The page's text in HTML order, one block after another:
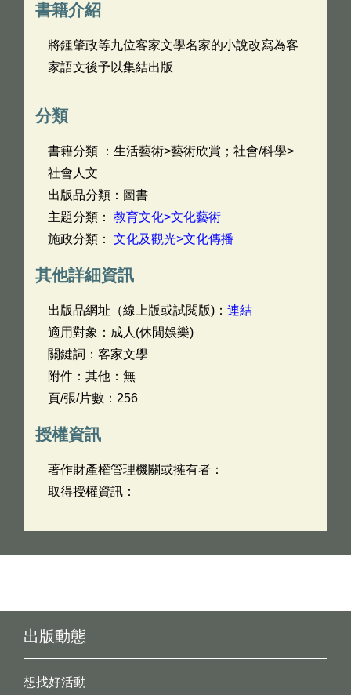
書籍介紹
將鍾肇政等九位客家文學名家的小說改寫為客
家語文後予以集結出版
分類
書籍分類 ：生活藝術>藝術欣賞；社會/科學>
社會人文
出版品分類：圖書
主題分類： 教育文化>文化藝術
施政分類： 文化及觀光>文化傳播
其他詳細資訊
出版品網址（線上版或試閱版)： 連結
適用對象：成人(休閒娛樂)
關鍵詞：客家文學
附件：其他：無
頁/張/片數：256
授權資訊
著作財產權管理機關或擁有者：
取得授權資訊：
出版動態
想找好活動